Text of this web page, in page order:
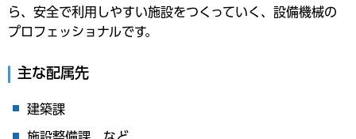
ら、安全で利用しやすい施設をつくっていく、設備機械の
プロフェッショナルです。
主な配属先
建築課
施設整備課 など